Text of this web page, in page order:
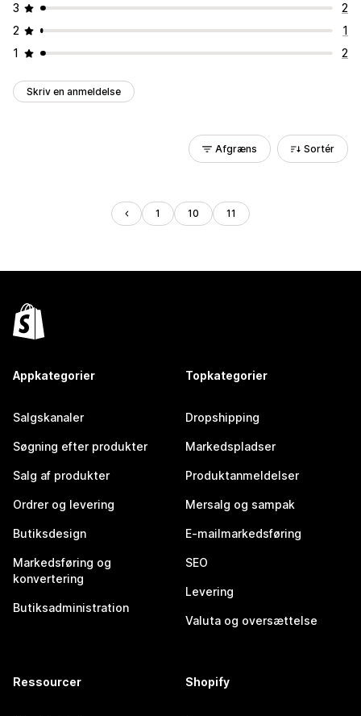
3
2
2
1
1
2
Skriv en anmeldelse
Afgræns Sortér
1 10 11
Appkategorier
Salgskanaler
Søgning efter produkter
Salg af produkter
Ordrer og levering
Butiksdesign
Markedsføring og
konvertering
Butiksadministration
Topkategorier
Dropshipping
Markedspladser
Produktanmeldelser
Mersalg og sampak
E-mailmarkedsføring
SEO
Levering
Valuta og oversættelse
Ressourcer Shopify